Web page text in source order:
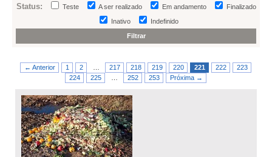
Status: Teste A ser realizado Em andamento
Finalizado
Inativo
Indefinido
← Anterior 1 2 217 218 219 220 221 222
223
224
225 252 253 Próxima →